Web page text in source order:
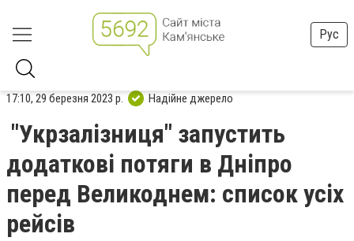
Рус
17:10, 29 березня 2023 р. Надійне джерело
"Укрзалізниця" запустить
додаткові потяги в Дніпро
перед Великоднем: список усіх
рейсів